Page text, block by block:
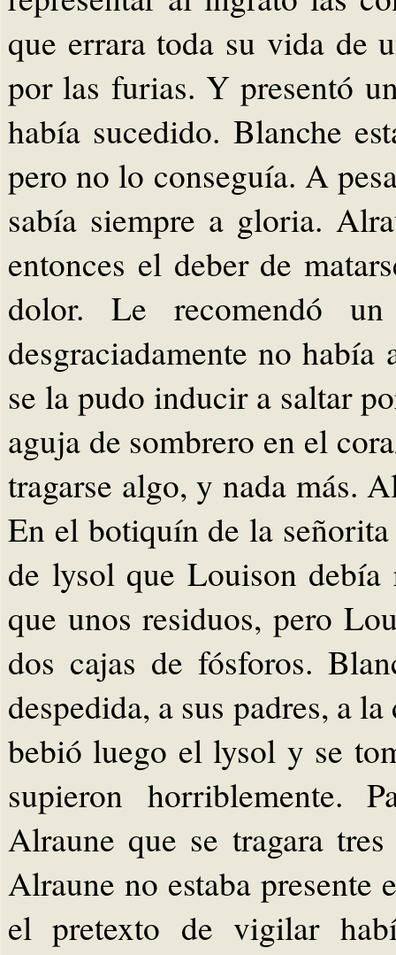
que errara toda su vida de
por las furias. Y presentó
había sucedido. Blanche
pero no lo conseguía. A
sabía siempre a gloria.
entonces el deber de
dolor. Le recomendó
desgraciadamente no
se la pudo inducir a saltar
aguja de sombrero en el
tragarse algo, y nada más.
En el botiquín de la
de lysol que Louison debía
que unos residuos, pero
dos cajas de fósforos.
despedida, a sus padres, a
bebió luego el lysol y se
supieron horriblemente.
Alraune que se tragara
Alraune no estaba
el pretexto de vigilar